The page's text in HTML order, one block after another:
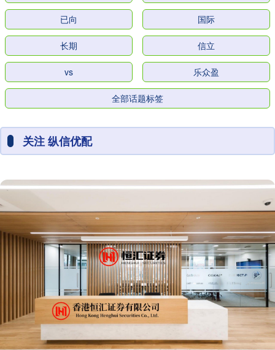
已向 国际
长期 信立
vs 乐众盈
全部话题标签
关注 纵信优配